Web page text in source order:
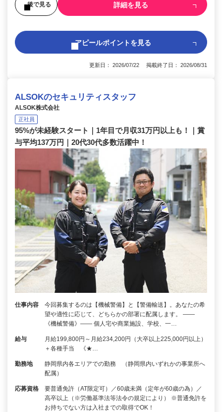
後で見る 詳細を見る
アピールポイントを見る
更新日： 2026/07/22 掲載終了日： 2026/08/31
ALSOKのセキュリティスタッフ
ALSOK株式会社
正社員
95%が未経験スタート｜1年目で月収31万円以上も！｜賞
与平均137万円｜20代30代多数活躍中！
仕事内容
今回募集するのは【機械警備】と【警備輸送】。あなたの希
望や適性に応じて、どちらかの部署に配属します。 ――
《機械警備》―― 個人宅や商業施設、学校、一…
給与
月給199,800円～月給234,200円（大卒以上225,000円以上）
＋各種手当 《★…
勤務地
静岡県内各エリアでの勤務 （静岡県内いずれかの事業所へ
配属）
応募資格
要普通免許（AT限定可）／60歳未満（定年が60歳の為）／
高卒以上（※労働基準法等法令の規定により） ※普通免許を
お持ちでない方は入社までの取得でOK！